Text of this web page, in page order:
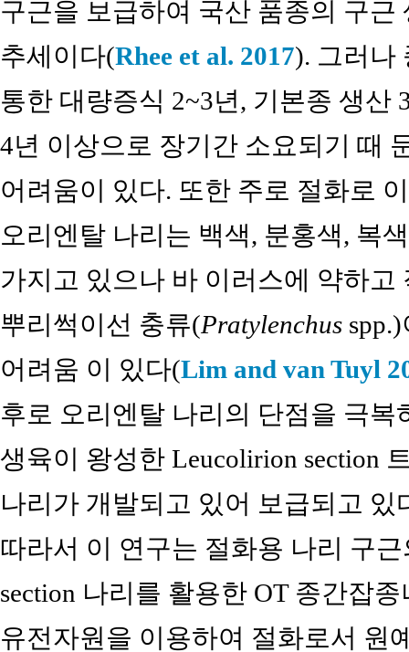
구근을 보급하여 국산 품종의 구
추세이다(Rhee et al. 2017). 그러나
통한 대량증식 2~3년, 기본종 생산
4년 이상으로 장기간 소요되기 때
어려움이 있다. 또한 주로 절화로
오리엔탈 나리는 백색, 분홍색, 복
가지고 있으나 바 이러스에 약하고
뿌리썩이선 충류(Pratylenchus
어려움 이 있다(Lim and van Tuyl
후로 오리엔탈 나리의 단점을 극
생육이 왕성한 Leucolirion section
나리가 개발되고 있어 보급되고 있
따라서 이 연구는 절화용 나리 구
section 나리를 활용한 OT 종간잡
유전자원을 이용하여 절화로서 원